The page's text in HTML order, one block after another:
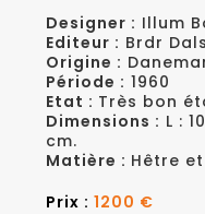
Designer : Illum
Editeur : Brdr
Origine :
Période : 1960
Etat : Très bon
Dimensions : L :
cm.
Matière : Hêtre
Prix :1200 €